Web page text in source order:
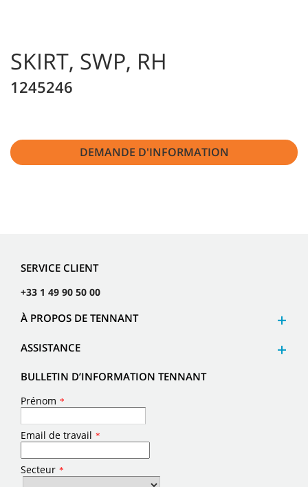
SKIRT, SWP, RH
1245246
DEMANDE D'INFORMATION
SERVICE CLIENT
+33 1 49 90 50 00
À PROPOS DE TENNANT
ASSISTANCE
BULLETIN D’INFORMATION TENNANT